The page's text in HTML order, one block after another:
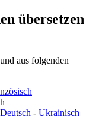
übersetzen
aus folgenden
- Ukrainisch